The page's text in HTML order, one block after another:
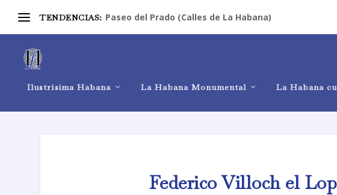
TENDENCIAS: Paseo del Prado (Calles de La Habana)
Ilustrísima Habana La Habana Monumental La Habana
Federico Villoch el